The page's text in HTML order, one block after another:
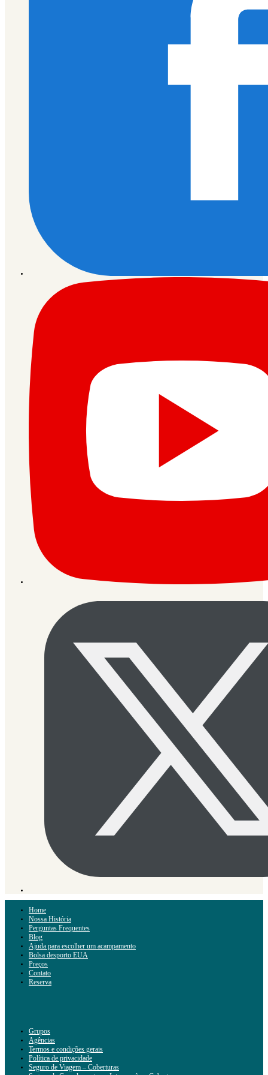
Home
Nossa História
Perguntas Frequentes
Blog
Ajuda para escolher um acampamento
Bolsa desporto EUA
Preços
Contato
Reserva
Grupos
Agências
Termos e condições gerais
Política de privacidade
Seguro de Viagem – Coberturas